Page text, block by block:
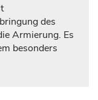
des
Armierung. Es
besonders